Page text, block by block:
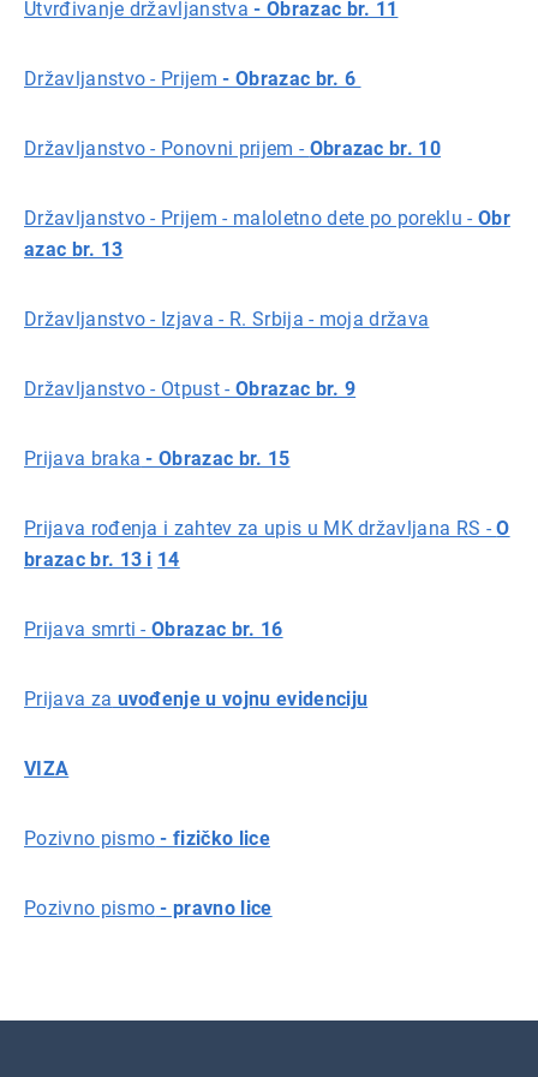
Utvrđivanje državljanstva - Obrazac br. 11
Državljanstvo - Prijem - Obrazac br. 6
Državljanstvo - Ponovni prijem - Obrazac br. 10
Državljanstvo - Prijem - maloletno dete po poreklu - Obr
azac br. 13
Državljanstvo - Izjava - R. Srbija - moja država
Državljanstvo - Otpust - Obrazac br. 9
Prijava braka - Obrazac br. 15
Prijava rođenja i zahtev za upis u MK državljana RS -O
brazac br. 13 i 14
Prijava smrti -Obrazac br. 16
Prijava za uvođenje u vojnu evidenciju
VIZA
Pozivno pismo - fizičko lice
Pozivno pismo - pravno lice